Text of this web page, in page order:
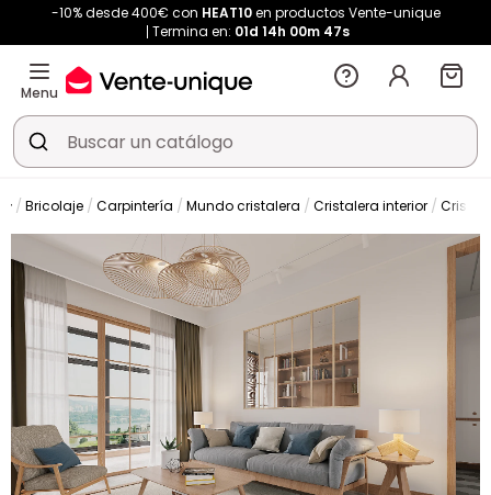
-10% desde 400€ con HEAT10en productos Vente-unique
Termina en: 01d 14h 00m 47s
Menu
Bricolaje Carpintería Mundo cristalera Cristalera interior